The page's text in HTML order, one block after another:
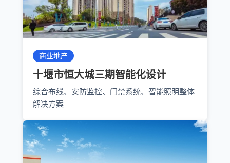
商业地产
十堰市恒大城三期智能化设计
综合布线、安防监控、门禁系统、智能照明整体
解决方案